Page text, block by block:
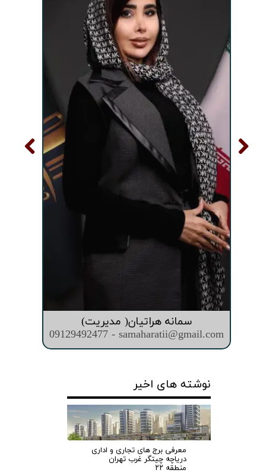
سمانه هراتیان( مدیریت)
09129492477 - samaharatii@gmail.com
نوشته های اخیر
معرفی برج های تجاری و اداری
دریاچه چیتگر غرب تهران
منطقه ۲۲